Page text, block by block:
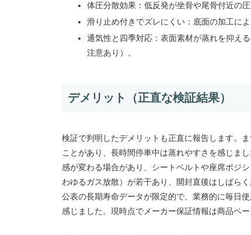
体圧分散効果：低反発が坐骨や尾骨付近の
滑り止め付きでズレにくい：底面の加工に
通気性と四季対応：表面素材が蒸れを抑え
注意あり）。
デメリット（正直な検証結果）
検証で判明したデメリットも正直に報告します。
ことがあり、長時間停車中は蒸れやすさを感じま
感が変わる場合があり、シートベルトや座席ポジ
わゆるガス放散）が若干あり、開封直後はしばら
公表の長期寿命データが限定的で、業務的に毎日
感じました。現時点でメーカー保証情報は商品ペー